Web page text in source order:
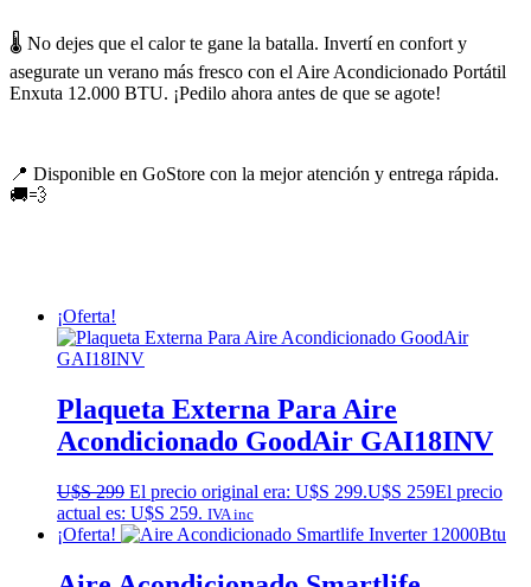
🌡️ No dejes que el calor te gane la batalla. Invertí en confort y
asegurate un verano más fresco con el Aire Acondicionado Portátil
Enxuta 12.000 BTU. ¡Pedilo ahora antes de que se agote!
📍 Disponible en GoStore con la mejor atención y entrega rápida.
🚚💨
¡Oferta!
Plaqueta Externa Para Aire
Acondicionado GoodAir GAI18INV
U$S299 El precio original era: U$S 299.U$S 259El precio
actual es: U$S 259. IVA inc
¡Oferta!